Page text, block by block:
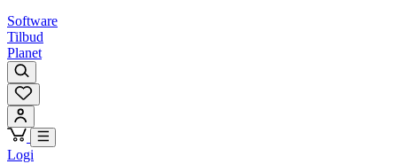
Software
Tilbud
Planet
Logi